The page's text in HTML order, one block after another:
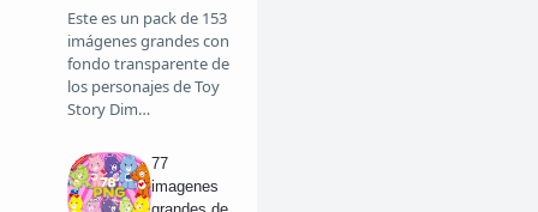
Este es un pack de 153
imágenes grandes con
fondo transparente de
los personajes de Toy
Story Dim…
77
imagenes